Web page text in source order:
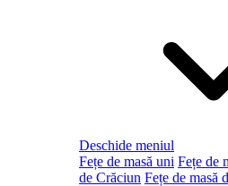
Deschide meniul
Fețe de masă uni Fețe de
de Crăciun Fețe de masă